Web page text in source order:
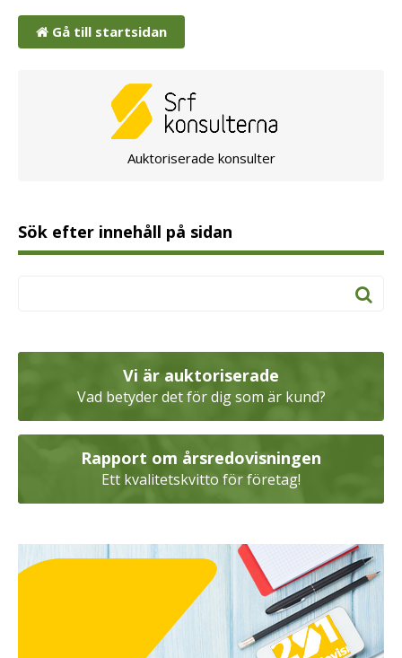
Gå till startsidan
Auktoriserade konsulter
Sök efter innehåll på sidan
Vi är auktoriserade
Vad betyder det för dig som är kund?
Rapport om årsredovisningen
Ett kvalitetskvitto för företag!